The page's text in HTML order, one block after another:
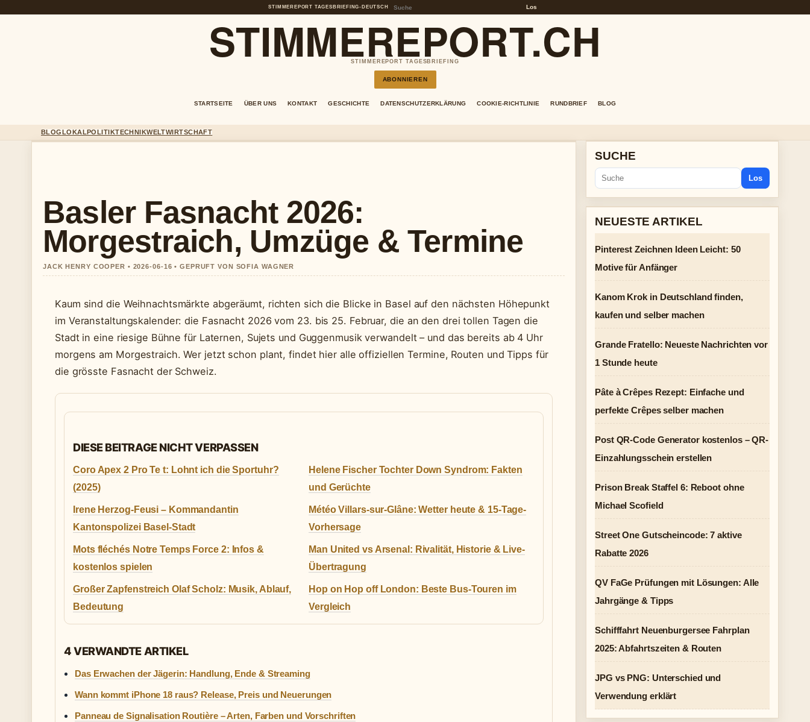
STIMMEREPORT TAGESBRIEFING• DEUTSCH Los
STIMMEREPORT.CH
STIMMEREPORT TAGESBRIEFING
ABONNIEREN
STARTSEITE ÜBER UNS KONTAKT GESCHICHTE DATENSCHUTZERKLÄRUNG COOKIE-RICHTLINIE RUNDBRIEF BLOG
BLOGLOKALPOLITIKTECHNIKWELTWIRTSCHAFT
Basler Fasnacht 2026:
Morgestraich, Umzüge & Termine
JACK HENRY COOPER • 2026-06-16 • GEPRUFT VON SOFIA WAGNER
Kaum sind die Weihnachtsmärkte abgeräumt, richten sich die Blicke in Basel auf den nächsten Höhepunkt
im Veranstaltungskalender: die Fasnacht 2026 vom 23. bis 25. Februar, die an den drei tollen Tagen die
Stadt in eine riesige Bühne für Laternen, Sujets und Guggenmusik verwandelt – und das bereits ab 4 Uhr
morgens am Morgestraich. Wer jetzt schon plant, findet hier alle offiziellen Termine, Routen und Tipps für
die grösste Fasnacht der Schweiz.
DIESE BEITRAGE NICHT VERPASSEN
Coro Apex 2 Pro Te t: Lohnt ich die Sportuhr?
(2025)
Helene Fischer Tochter Down Syndrom: Fakten
und Gerüchte
Irene Herzog-Feusi – Kommandantin
Kantonspolizei Basel-Stadt
Météo Villars-sur-Glâne: Wetter heute & 15-Tage-
Vorhersage
Mots fléchés Notre Temps Force 2: Infos &
kostenlos spielen
Man United vs Arsenal: Rivalität, Historie & Live-
Übertragung
Großer Zapfenstreich Olaf Scholz: Musik, Ablauf,
Bedeutung
Hop on Hop off London: Beste Bus-Touren im
Vergleich
4 VERWANDTE ARTIKEL
Das Erwachen der Jägerin: Handlung, Ende & Streaming
Wann kommt iPhone 18 raus? Release, Preis und Neuerungen
Panneau de Signalisation Routière – Arten, Farben und Vorschriften
SUCHE
Los
NEUESTE ARTIKEL
Pinterest Zeichnen Ideen Leicht: 50
Motive für Anfänger
Kanom Krok in Deutschland finden,
kaufen und selber machen
Grande Fratello: Neueste Nachrichten vor
1 Stunde heute
Pâte à Crêpes Rezept: Einfache und
perfekte Crêpes selber machen
Post QR-Code Generator kostenlos – QR-
Einzahlungsschein erstellen
Prison Break Staffel 6: Reboot ohne
Michael Scofield
Street One Gutscheincode: 7 aktive
Rabatte 2026
QV FaGe Prüfungen mit Lösungen: Alle
Jahrgänge & Tipps
Schifffahrt Neuenburgersee Fahrplan
2025: Abfahrtszeiten & Routen
JPG vs PNG: Unterschied und
Verwendung erklärt